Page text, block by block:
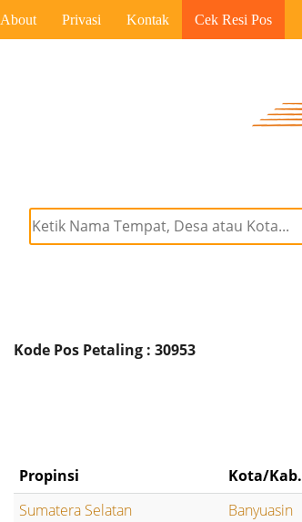
About Privasi Kontak Cek Resi Pos
Kode Pos Petaling : 30953
Propinsi Kota/Kab.
Sumatera Selatan
Banyuasin